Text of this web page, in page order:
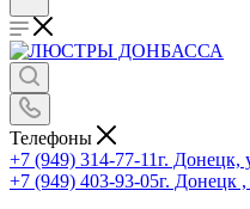
Телефоны
+7 (949) 314-77-11г. Донецк,
+7 (949) 403-93-05г. Донецк